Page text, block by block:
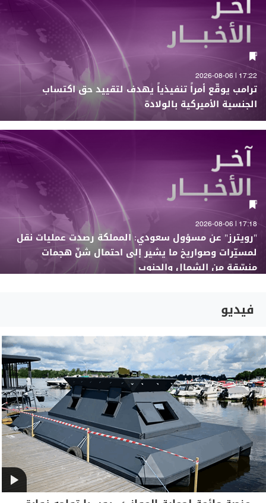
17:22 | 2026-08-06
ترامب يوقّع أمراً تنفيذياً يهدف لتقييد حق اكتساب
الجنسية الأميركية بالولادة
17:18 | 2026-08-06
"رويترز" عن مسؤول سعودي: المملكة رصدت عمليات نقل
لمسيّرات وصواريخ ما يشير إلى احتمال شنّ هجمات
منسّقة من الشمال والجنوب
فيديو